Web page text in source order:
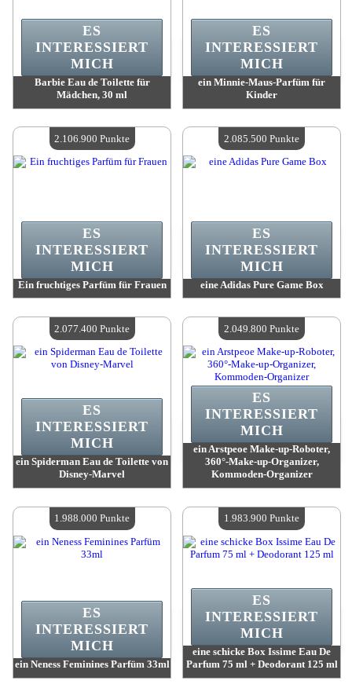
Barbie Eau de Toilette für
Mädchen, 30 ml
Verfügbare Menge:4
ES
INTERESSIERT
MICH
ein Minnie-Maus-Parfüm für
Kinder
Verfügbare Menge:4
ES
INTERESSIERT
MICH
Ein fruchtiges Parfüm für Frauen
Verfügbare Menge:4
ES
INTERESSIERT
MICH
2.106.900 Punkte
eine Adidas Pure Game Box
Verfügbare Menge:4
ES
INTERESSIERT
MICH
2.085.500 Punkte
ein Spiderman Eau de Toilette von
Disney-Marvel
Verfügbare Menge:4
ES
INTERESSIERT
MICH
2.077.400 Punkte
ein Arstpeoe Make-up-Roboter,
360°-Make-up-Organizer,
Kommoden-Organizer
Verfügbare Menge:4
ES
INTERESSIERT
MICH
2.049.800 Punkte
ein Neness Feminines Parfüm 33ml
ES
INTERESSIERT
MICH
1.988.000 Punkte
eine schicke Box Issime Eau De
Parfum 75 ml + Deodorant 125 ml
ES
INTERESSIERT
MICH
1.983.900 Punkte